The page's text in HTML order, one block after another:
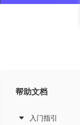
帮助文档
入门指引